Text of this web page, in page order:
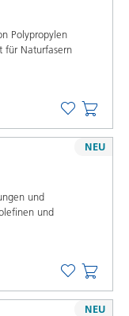
Polypropylen
für Naturfasern
und
und
NEU
NEU